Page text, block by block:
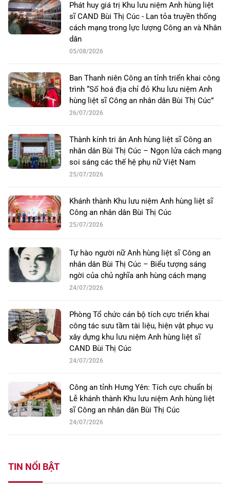
Phát huy giá trị Khu lưu niệm Anh hùng liệt
sĩ CAND Bùi Thị Cúc - Lan tỏa truyền thống
cách mạng trong lực lượng Công an và Nhân
dân
05/08/2026
Ban Thanh niên Công an tỉnh triển khai công
trình “Số hoá địa chỉ đỏ Khu lưu niệm Anh
hùng liệt sĩ Công an nhân dân Bùi Thị Cúc”
26/07/2026
Thành kính tri ân Anh hùng liệt sĩ Công an
nhân dân Bùi Thị Cúc – Ngọn lửa cách mạng
soi sáng các thế hệ phụ nữ Việt Nam
25/07/2026
Khánh thành Khu lưu niệm Anh hùng liệt sĩ
Công an nhân dân Bùi Thị Cúc
25/07/2026
Tự hào người nữ Anh hùng liệt sĩ Công an
nhân dân Bùi Thị Cúc – Biểu tượng sáng
ngời của chủ nghĩa anh hùng cách mạng
24/07/2026
Phòng Tổ chức cán bộ tích cực triển khai
công tác sưu tầm tài liệu, hiện vật phục vụ
xây dựng khu lưu niệm Anh hùng liệt sĩ
CAND Bùi Thị Cúc
24/07/2026
Công an tỉnh Hưng Yên: Tích cực chuẩn bị
Lễ khánh thành Khu lưu niệm Anh hùng liệt
sĩ Công an nhân dân Bùi Thị Cúc
24/07/2026
TIN NỔI BẬT